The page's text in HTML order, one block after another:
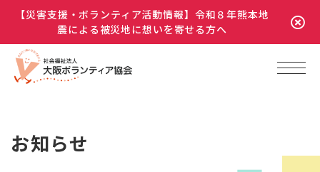
【災害支援・ボランティア活動情報】令和８年熊本地
震による被災地に想いを寄せる方へ
お知らせ